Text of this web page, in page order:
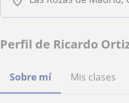
Perfil de Ricardo
Sobre mí Mis clases